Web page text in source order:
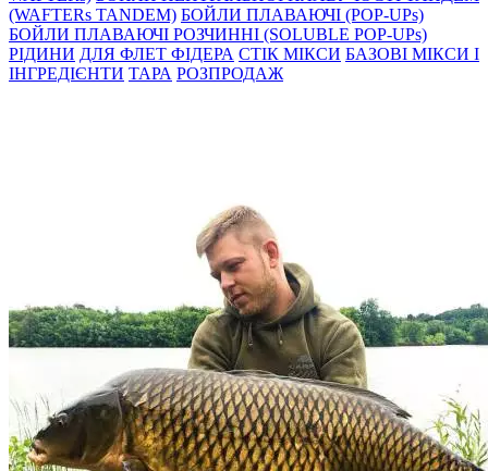
(WAFTERs TANDEM) БОЙЛИ ПЛАВАЮЧІ (POP-UPs)
БОЙЛИ ПЛАВАЮЧI РОЗЧИННI (SOLUBLE POP-UPs)
РIДИНИ ДЛЯ ФЛЕТ ФІДЕРА СТIК МIКСИ БАЗОВІ МІКСИ І
ІНГРЕДІЄНТИ ТАРА РОЗПРОДАЖ